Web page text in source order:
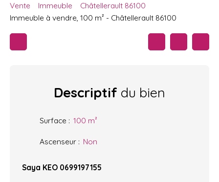
Vente Immeuble
Châtellerault 86100
Immeuble à vendre, 100 m² - Châtellerault 86100
Descriptif du bien
Surface : 100 m²
Ascenseur : Non
Saya KEO 0699197155